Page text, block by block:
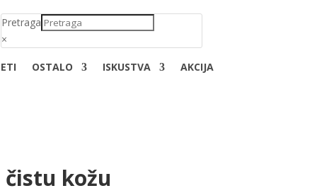
Pretraga
×
OSTALO ISKUSTVA AKCIJA
kožu